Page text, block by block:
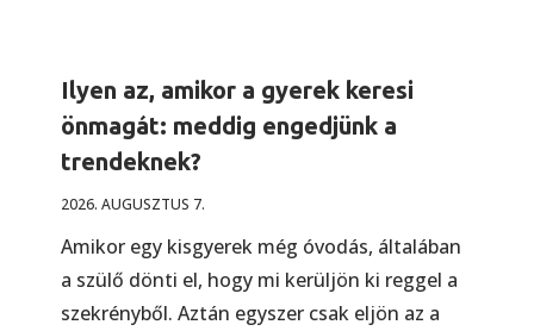
Ilyen az, amikor a gyerek keresi
önmagát: meddig engedjünk a
trendeknek?
2026. AUGUSZTUS 7.
Amikor egy kisgyerek még óvodás, általában
a szülő dönti el, hogy mi kerüljön ki reggel a
szekrényből. Aztán egyszer csak eljön az a